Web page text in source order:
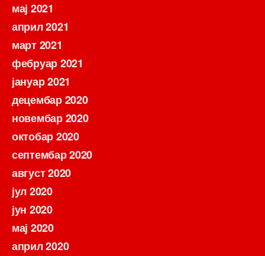
мај 2021
април 2021
март 2021
фебруар 2021
јануар 2021
децембар 2020
новембар 2020
октобар 2020
септембар 2020
август 2020
јул 2020
јун 2020
мај 2020
април 2020